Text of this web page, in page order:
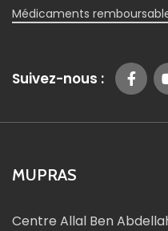
Médicaments
Suivez-nous :
MUPRAS
Centre Allal Ben